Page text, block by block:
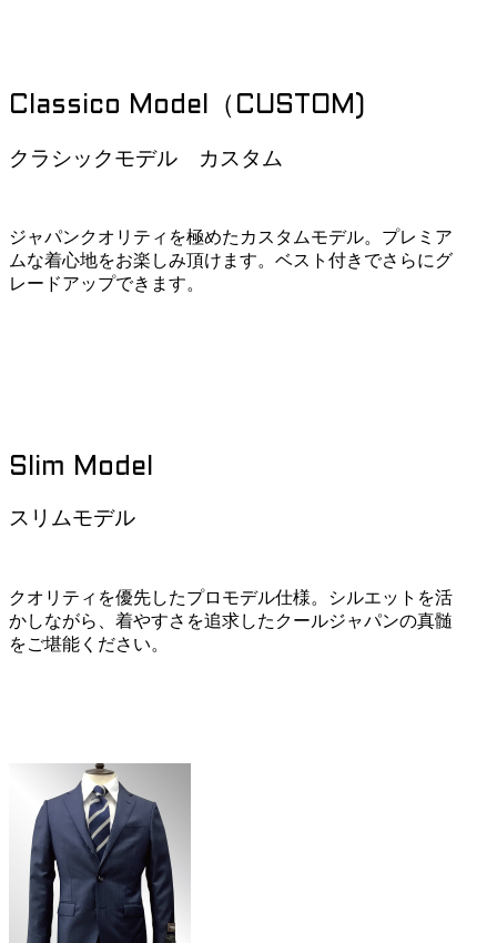
Classico Model（CUSTOM)
クラシックモデル カスタム
ジャパンクオリティを極めたカスタムモデル。プレミア
ムな着心地をお楽しみ頂けます。ベスト付きでさらにグ
レードアップできます。
Slim Model
スリムモデル
クオリティを優先したプロモデル仕様。シルエットを活
かしながら、着やすさを追求したクールジャパンの真髄
をご堪能ください。